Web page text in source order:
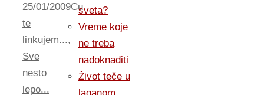
25/01/2009Cu
te
linkujem...,
Sve
nesto
lepo...
sveta?
Vreme koje
ne treba
nadoknaditi
Život teče u